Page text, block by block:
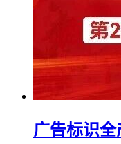
广告标识